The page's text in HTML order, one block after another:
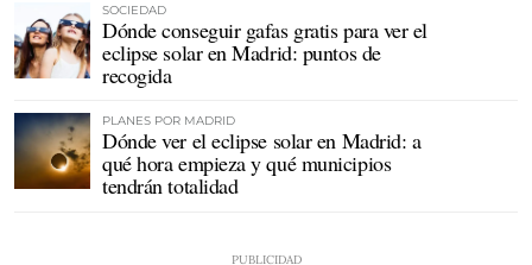
SOCIEDAD
Dónde conseguir gafas gratis para ver el
eclipse solar en Madrid: puntos de
recogida
PLANES POR MADRID
Dónde ver el eclipse solar en Madrid: a
qué hora empieza y qué municipios
tendrán totalidad